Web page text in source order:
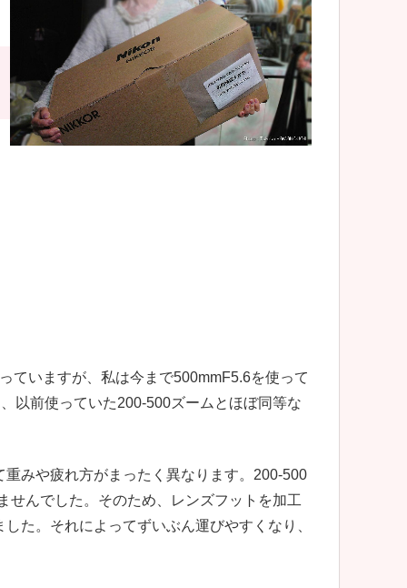
ていますが、私は今まで500mmF5.6を使って
以前使っていた200-500ズームとほぼ同等な
みや疲れ方がまったく異なります。200-500
せんでした。そのため、レンズフットを加工
た。それによってずいぶん運びやすくなり、